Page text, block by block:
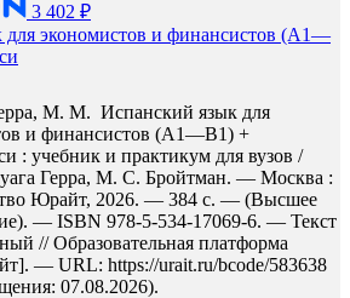
3 402 ₽
для экономистов и финансистов (A1—
М. М. Испанский язык для
и финансистов (A1—B1) +
: учебник и практикум для вузов /
Герра, М. С. Бройтман. — Москва :
Юрайт, 2026. — 384 с. — (Высшее
— ISBN 978-5-534-17069-6. — Текст
// Образовательная платформа
— URL: https://urait.ru/bcode/583638
07.08.2026).